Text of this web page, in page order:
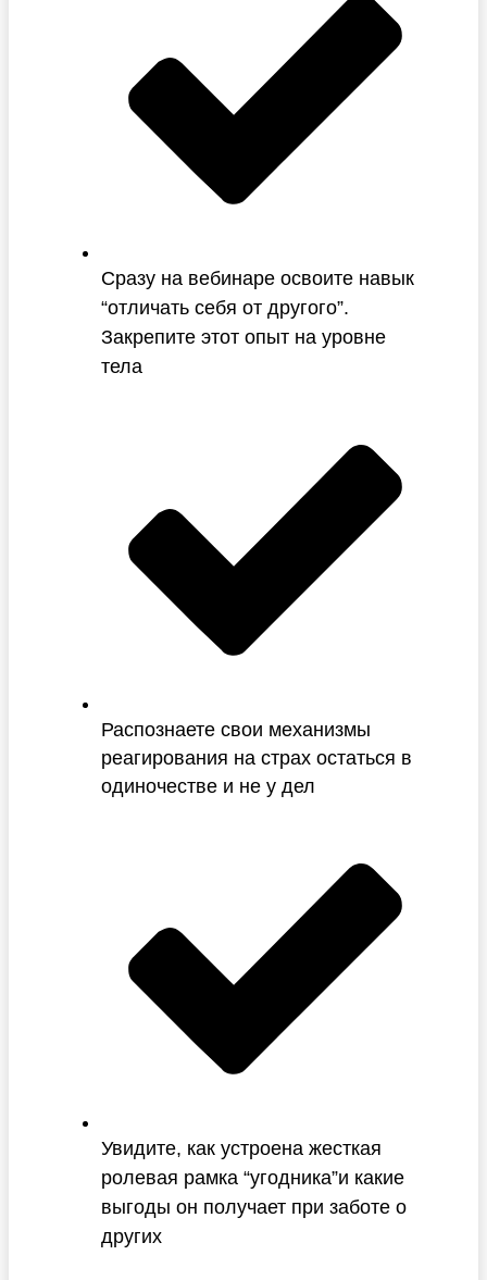
Сразу на вебинаре освоите навык
“отличать себя от другого”.
Закрепите этот опыт на уровне
тела
Распознаете свои механизмы
реагирования на страх остаться в
одиночестве и не у дел
Увидите, как устроена жесткая
ролевая рамка “угодника”и какие
выгоды он получает при заботе о
других